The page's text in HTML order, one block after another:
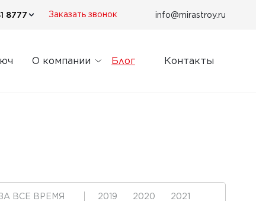
8777 Заказать звонок info@mirastroy.ru
О компании Блог Контакты
ВСЕ ВРЕМЯ 2019 2020
2021